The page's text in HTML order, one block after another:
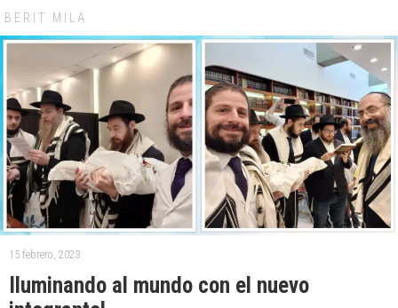
BERIT MILA
15 febrero, 2023
Iluminando al mundo con el nuevo